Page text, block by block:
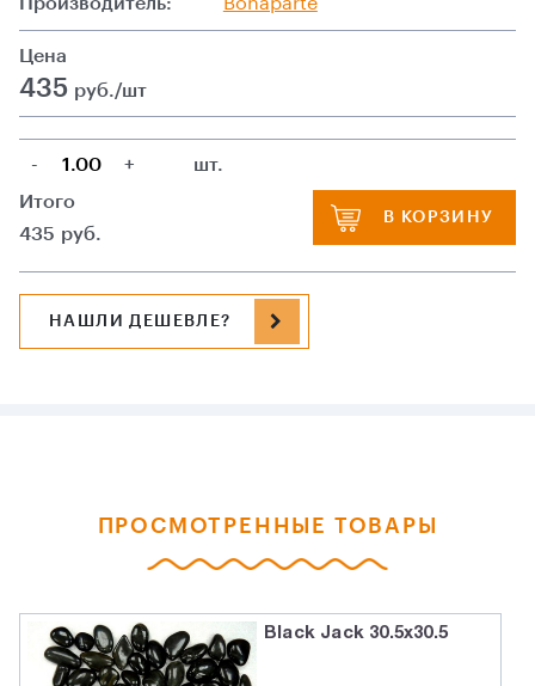
Производитель: Bonaparte
Цена
435 руб./шт
- +
шт.
Итого
435 руб.
В КОРЗИНУ
НАШЛИ ДЕШЕВЛЕ?
ПРОСМОТРЕННЫЕ ТОВАРЫ
Black Jack 30.5x30.5